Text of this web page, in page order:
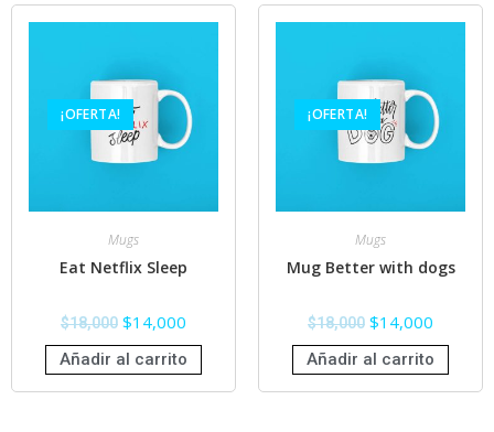
¡OFERTA!
Mugs
Eat Netflix Sleep
$18,000 $14,000
Añadir al carrito
¡OFERTA!
Mugs
Mug Better with dogs
$18,000 $14,000
Añadir al carrito